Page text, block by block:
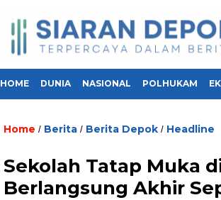
HOME DUNIA NASIONAL POLHUKAM
Home / Berita / Berita Depok / Headline
Sekolah Tatap Muka
Berlangsung Akhir